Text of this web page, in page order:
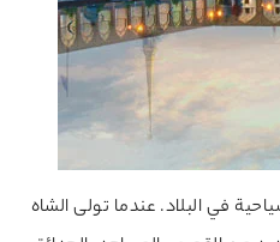
في البلاد. عندما تولى الشاه